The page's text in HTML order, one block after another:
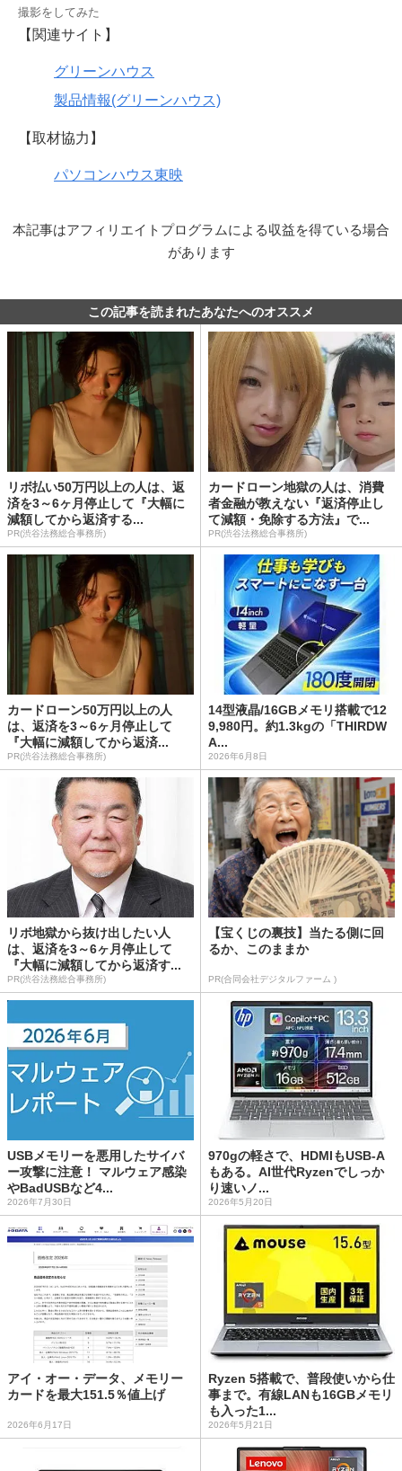
撮影をしてみた
【関連サイト】
グリーンハウス
製品情報(グリーンハウス)
【取材協力】
パソコンハウス東映
本記事はアフィリエイトプログラムによる収益を得ている場合
があります
この記事を読まれたあなたへのオススメ
リボ払い50万円以上の人は、返
済を3～6ヶ月停止して『大幅に
減額してから返済する...
PR(渋谷法務総合事務所)
カードローン地獄の人は、消費
者金融が教えない『返済停止し
て減額・免除する方法』で...
PR(渋谷法務総合事務所)
カードローン50万円以上の人
は、返済を3～6ヶ月停止して
『大幅に減額してから返済...
PR(渋谷法務総合事務所)
14型液晶/16GBメモリ搭載で12
9,980円。約1.3kgの「THIRDW
A...
2026年6月8日
リボ地獄から抜け出したい人
は、返済を3～6ヶ月停止して
『大幅に減額してから返済す...
PR(渋谷法務総合事務所)
【宝くじの裏技】当たる側に回
るか、このままか
PR(合同会社デジタルファーム )
USBメモリーを悪用したサイバ
ー攻撃に注意！ マルウェア感染
やBadUSBなど4...
2026年7月30日
970gの軽さで、HDMIもUSB-A
もある。AI世代Ryzenでしっか
り速いノ...
2026年5月20日
アイ・オー・データ、メモリー
カードを最大151.5％値上げ
2026年6月17日
Ryzen 5搭載で、普段使いから仕
事まで。有線LANも16GBメモリ
も入った1...
2026年5月21日